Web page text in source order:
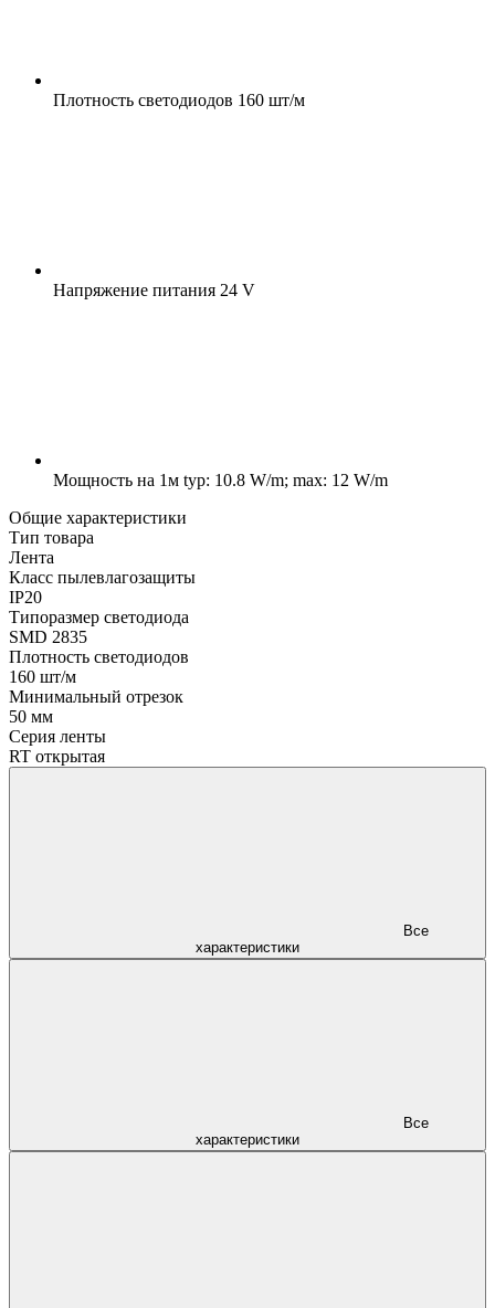
Плотность светодиодов 160 шт/м
Напряжение питания 24 V
Мощность на 1м typ: 10.8 W/m; max: 12 W/m
Общие характеристики
Тип товара
Лента
Класс пылевлагозащиты
IP20
Типоразмер светодиода
SMD 2835
Плотность светодиодов
160 шт/м
Минимальный отрезок
50 мм
Серия ленты
RT открытая
характеристики
характеристики